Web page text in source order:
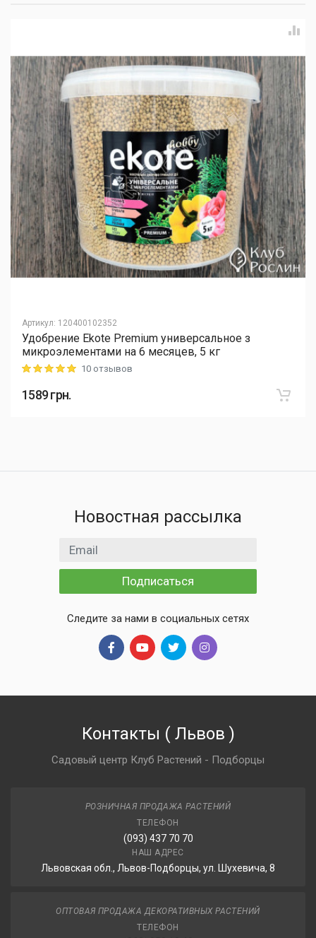
Артикул: 120400102352
Удобрение Ekote Premium универсальное з
микроэлементами на 6 месяцев, 5 кг
Rating: 5 out of 510 отзывов
1589грн.
Новостная рассылка
Email адрес
Подписаться
Следите за нами в социальных сетях
Контакты ( Львов )
Садовый центр Клуб Растений - Подборцы
РОЗНИЧНАЯ ПРОДАЖА РАСТЕНИЙ
ТЕЛЕФОН
(093) 437 70 70
НАШ АДРЕС
Львовская обл., Львов-Подборцы, ул. Шухевича, 8
ОПТОВАЯ ПРОДАЖА ДЕКОРАТИВНЫХ РАСТЕНИЙ
ТЕЛЕФОН